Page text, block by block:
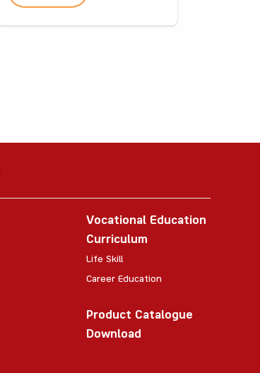
Vocational Education
Curriculum
Life Skill
Career Education
Product Catalogue
Download